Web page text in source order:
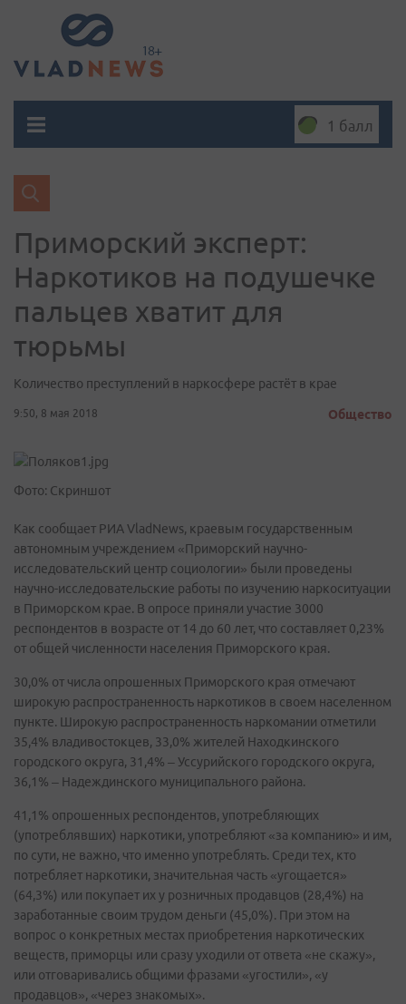
1 балл
Приморский эксперт:
Наркотиков на подушечке
пальцев хватит для
тюрьмы
Количество преступлений в наркосфере растёт в крае
9:50, 8 мая 2018 Общество
Фото: Скриншот
Как сообщает РИА VladNews, краевым государственным
автономным учреждением «Приморский научно-
исследовательский центр социологии» были проведены
научно-исследовательские работы по изучению наркоситуации
в Приморском крае. В опросе приняли участие 3000
респондентов в возрасте от 14 до 60 лет, что составляет 0,23%
от общей численности населения Приморского края.
30,0% от числа опрошенных Приморского края отмечают
широкую распространенность наркотиков в своем населенном
пункте. Широкую распространенность наркомании отметили
35,4% владивостокцев, 33,0% жителей Находкинского
городского округа, 31,4% – Уссурийского городского округа,
36,1% – Надеждинского муниципального района.
41,1% опрошенных респондентов, употребляющих
(употреблявших) наркотики, употребляют «за компанию» и им,
по сути, не важно, что именно употреблять. Среди тех, кто
потребляет наркотики, значительная часть «угощается»
(64,3%) или покупает их у розничных продавцов (28,4%) на
заработанные своим трудом деньги (45,0%). При этом на
вопрос о конкретных местах приобретения наркотических
веществ, приморцы или сразу уходили от ответа «не скажу»,
или отговаривались общими фразами «угостили», «у
продавцов», «через знакомых».